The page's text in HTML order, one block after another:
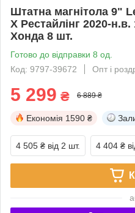
Штатна магнітола 9"
X Рестайлінг 2020-
Хонда 8 шт.
Готово до відправки 8 од.
Код: 9797-39672
Опт і
5 299 ₴ 6 889 ₴
Економія 1590 ₴
4 505 ₴ від 2 шт. 4 404 ₴